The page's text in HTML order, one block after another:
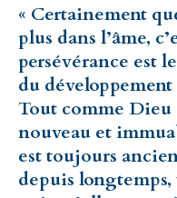
« Certainement
plus dans l’âme,
persévérance est
du
Tout comme
nouveau et
est toujours
depuis